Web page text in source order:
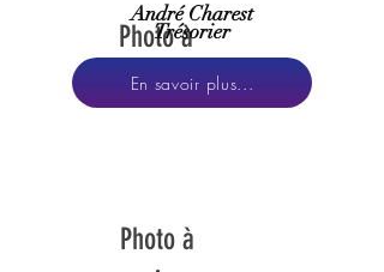
Photo à
venir
André Charest
Trésorier
En savoir plus...
Photo à